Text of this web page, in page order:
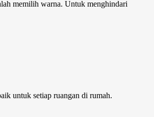
memilih warna. Untuk menghindari
untuk setiap ruangan di rumah.